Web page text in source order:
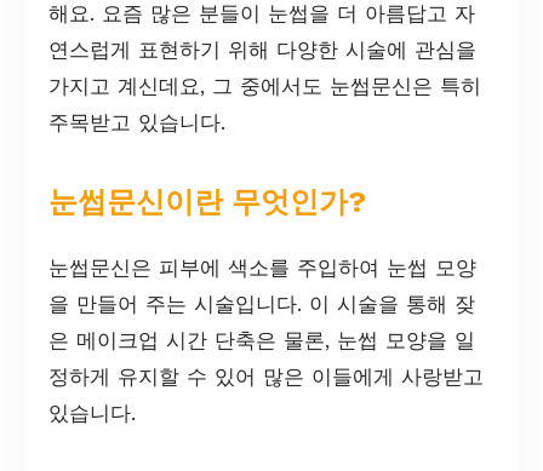
해요. 요즘 많은 분들이 눈썹을 더 아름답고 자
연스럽게 표현하기 위해 다양한 시술에 관심을
가지고 계신데요, 그 중에서도 눈썹문신은 특히
주목받고 있습니다.
눈썹문신이란 무엇인가?
눈썹문신은 피부에 색소를 주입하여 눈썹 모양
을 만들어 주는 시술입니다. 이 시술을 통해 잦
은 메이크업 시간 단축은 물론, 눈썹 모양을 일
정하게 유지할 수 있어 많은 이들에게 사랑받고
있습니다.